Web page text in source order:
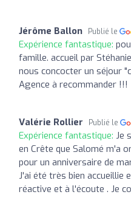
Jérôme Ballon Publié le
Expérience fantastique:
famille. accueil par
nous concocter un séjour
Agence à recommander !!!
Valérie Rollier Publié le
Expérience fantastique: Je
en Crête que Salomé m'a
pour un anniversaire de
J'ai été très bien accueillie
réactive et à l'écoute . Je